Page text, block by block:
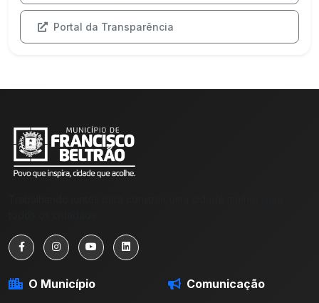
Portal da Transparência
O Município Comunicação